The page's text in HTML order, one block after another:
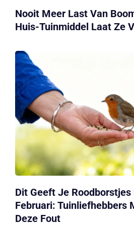
Nooit Meer Last Van
Huis-Tuinmiddel Laat Ze
Dit Geeft Je
Februari: Tuinliefhebbers
Deze Fout